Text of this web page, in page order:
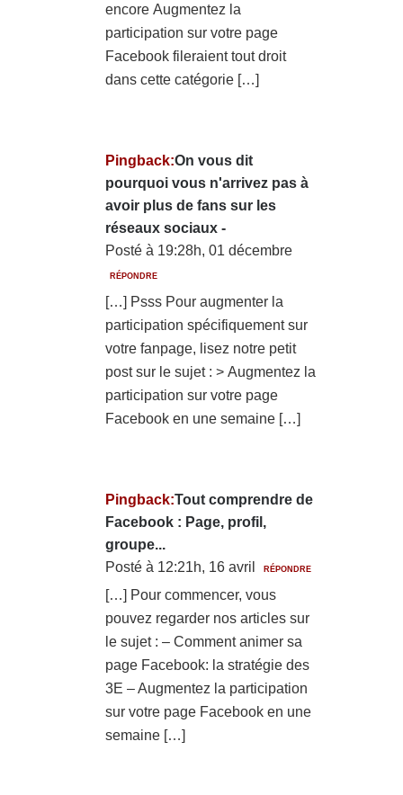
encore Augmentez la
participation sur votre page
Facebook fileraient tout droit
dans cette catégorie […]
Pingback:On vous dit
pourquoi vous n'arrivez pas à
avoir plus de fans sur les
réseaux sociaux -
Posté à 19:28h, 01 décembre
RÉPONDRE
[…] Psss Pour augmenter la
participation spécifiquement sur
votre fanpage, lisez notre petit
post sur le sujet : > Augmentez la
participation sur votre page
Facebook en une semaine […]
Pingback:Tout comprendre de
Facebook : Page, profil,
groupe...
Posté à 12:21h, 16 avril
RÉPONDRE
[…] Pour commencer, vous
pouvez regarder nos articles sur
le sujet : – Comment animer sa
page Facebook: la stratégie des
3E – Augmentez la participation
sur votre page Facebook en une
semaine […]